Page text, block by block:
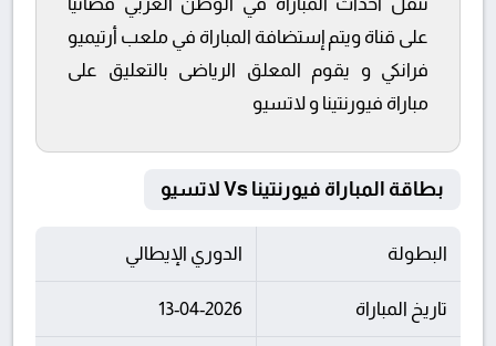
على قناة ويتم إستضافة المباراة في ملعب أرتيميو
فرانكي و يقوم المعلق الرياضى بالتعليق على
مباراة فيورنتينا و لاتسيو
بطاقة المباراة فيورنتينا Vs لاتسيو
البطولة الدوري الإيطالي
تاريخ المباراة 13-04-2026